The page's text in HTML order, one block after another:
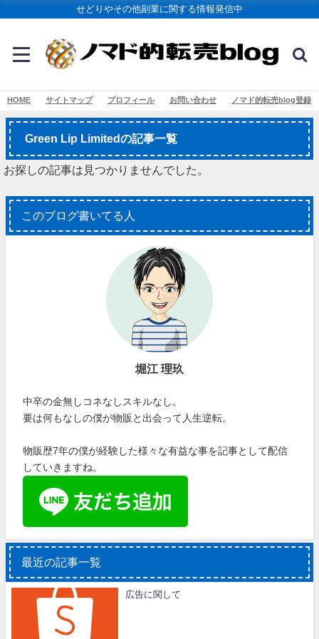
せどりやその他副業に関する情報発信中
HOME サイトマップ プロフィール お問い合わせ ノマド的転売blog登録
Green Lip Limitedの記事一覧
お探しの記事は見つかりませんでした。
このブログ書いてる人
堀江 理玖
中卒の金無しコネなしスキルなし。
要は何もなしの僕が物販と出会って人生逆転。
物販歴7年の僕が経験した様々な有益な事を記事として配信
していきますね。
最近の記事一覧
広告に関して